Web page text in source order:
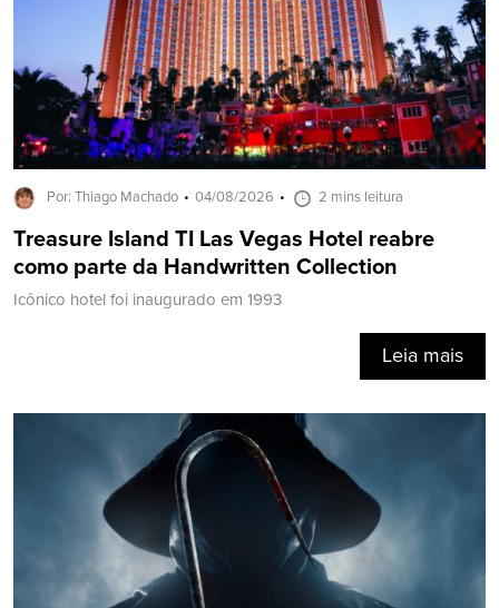
Por: Thiago Machado 04/08/2026 2 mins leitura
Treasure Island TI Las Vegas Hotel reabre
como parte da Handwritten Collection
Icônico hotel foi inaugurado em 1993
Leia mais